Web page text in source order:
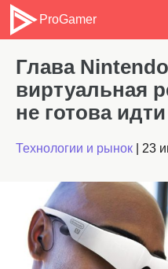
ProGamer
Глава
виртуальная
не готова
Технологии и рынок 23